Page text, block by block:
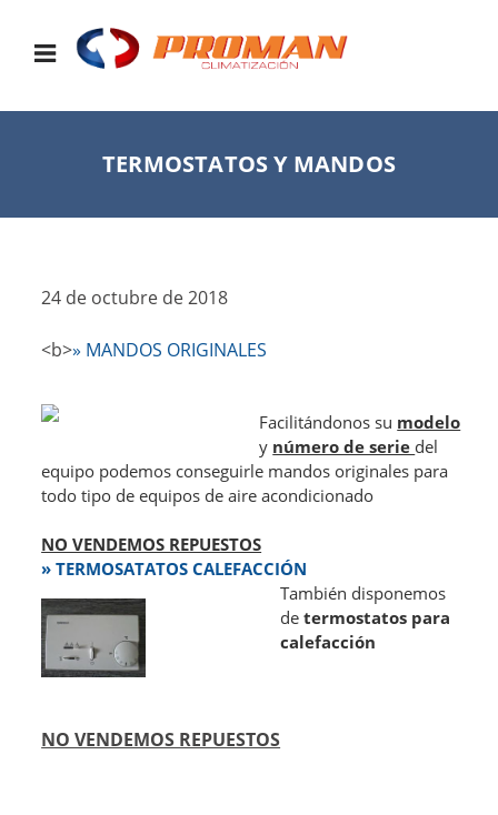
TERMOSTATOS Y MANDOS
24 de octubre de 2018
<b>» MANDOS ORIGINALES
Facilitándonos su modelo
y número de serie del
equipo podemos conseguirle mandos originales para
todo tipo de equipos de aire acondicionado
NO VENDEMOS REPUESTOS
» TERMOSATATOS CALEFACCIÓN
También disponemos
determostatos para
calefacción
NO VENDEMOS REPUESTOS